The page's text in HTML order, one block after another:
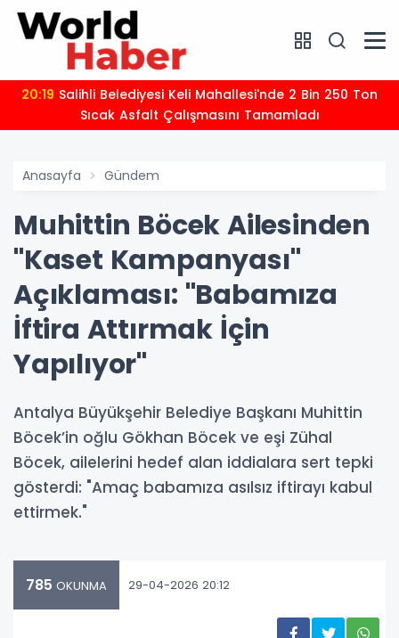
20:19
Sıcak Asfalt Çalışmasını Tamamladı
Anasayfa Gündem
Muhittin Böcek Ailesinden
"Kaset Kampanyası"
Açıklaması: "Babamıza
İftira Attırmak İçin
Yapılıyor"
Antalya Büyükşehir Belediye Başkanı Muhittin
Böcek’in oğlu Gökhan Böcek ve eşi Zühal
Böcek, ailelerini hedef alan iddialara sert tepki
gösterdi: "Amaç babamıza asılsız iftirayı kabul
ettirmek."
785 OKUNMA 29-04-2026 20:12